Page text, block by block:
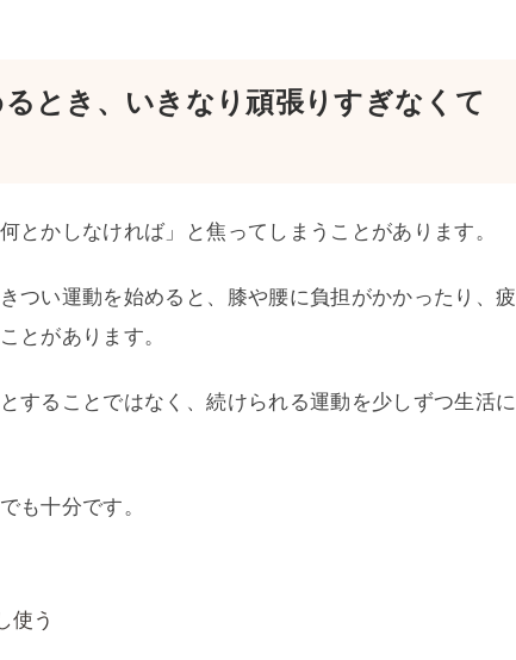
とき、いきなり頑張りすぎなくて
とかしなければ」と焦ってしまうことがあります。
つい運動を始めると、膝や腰に負担がかかったり、疲
とがあります。
することではなく、続けられる運動を少しずつ生活に
も十分です。
使う